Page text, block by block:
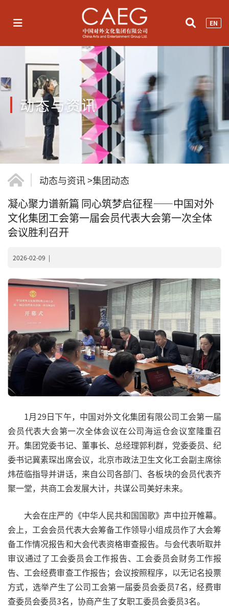
EN
动态与资讯
动态与资讯>集团动态
凝心聚力谱新篇 同心筑梦启征程——中国对外
文化集团工会第一届会员代表大会第一次全体
会议胜利召开
2026-02-09 |
1月29日下午，中国对外文化集团有限公司工会第一届
会员代表大会第一次全体会议在公司海运仓会议室隆重召
开。集团党委书记、董事长、总经理郭利群，党委委员、纪
委书记冀素琛出席会议，北京市政法卫生文化工会副主席徐
炜莅临指导并讲话，来自公司各部门、各板块的会员代表齐
聚一堂，共商工会发展大计，共谋公司美好未来。
大会在庄严的《中华人民共和国国歌》声中拉开帷幕。
会上，工会会员代表大会筹备工作领导小组成员作了大会筹
备工作情况报告和大会代表资格审查报告。与会代表听取并
审议通过了工会委员会工作报告、工会委员会财务工作报
告、工会经费审查工作报告；会议按照程序，以无记名投票
方式，选举产生了公司工会第一届委员会委员7名，经费审
查委员会委员3名，协商产生了女职工委员会委员3名。